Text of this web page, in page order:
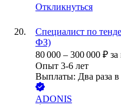
Откликнуться
Специалист по
ФЗ)
80 000 – 300 000 ₽ за
Опыт 3-6 лет
Выплаты: Два раза в
ADONIS